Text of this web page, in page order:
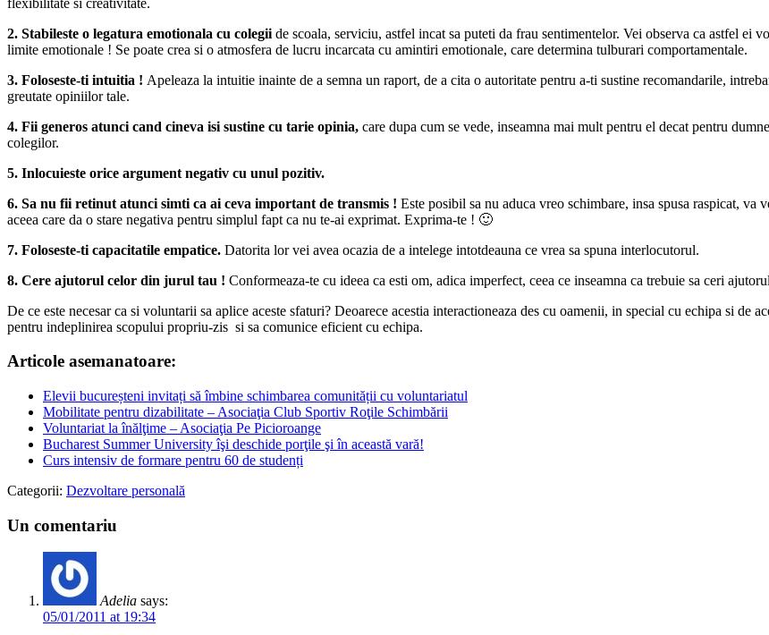
2. Stabileste o legatura emotionala cu colegii de scoala, serviciu, astfel incat sa puteti da frau sentimentelor. Vei observa ca astfel
limite emotionale ! Se poate crea si o atmosfera de lucru incarcata cu amintiri emotionale, care determina tulburari comportamentale.
3. Foloseste-ti intuitia ! Apeleaza la intuitie inainte de a semna un raport, de a cita o autoritate pentru a-ti sustine recomandarile,
greutate opiniilor tale.
4. Fii generos atunci cand cineva isi sustine cu tarie opinia, care dupa cum se vede, inseamna mai mult pentru el decat pentru
colegilor.
5. Inlocuieste orice argument negativ cu unul pozitiv.
6. Sa nu fii retinut atunci simti ca ai ceva important de transmis ! Este posibil sa nu aduca vreo schimbare, insa spusa raspicat,
aceea care da o stare negativa pentru simplul fapt ca nu te-ai exprimat. Exprima-te ! 🙂
7. Foloseste-ti capacitatile empatice. Datorita lor vei avea ocazia de a intelege intotdeauna ce vrea sa spuna interlocutorul.
8. Cere ajutorul celor din jurul tau ! Conformeaza-te cu ideea ca esti om, adica imperfect, ceea ce inseamna ca trebuie sa ceri
De ce este necesar ca si voluntarii sa aplice aceste sfaturi? Deoarece acestia interactioneaza des cu oamenii, in special cu echipa si de
pentru indeplinirea scopului propriu-zis si sa comunice eficient cu echipa.
Articole asemanatoare:
Elevii bucureșteni invitați să îmbine schimbarea comunității cu voluntariatul
Mobilitate pentru dizabilitate – Asociaţia Club Sportiv Roţile Schimbării
Voluntariat la înălţime – Asociaţia Pe Picioroange
Bucharest Summer University îşi deschide porţile şi în această vară!
Curs intensiv de formare pentru 60 de studenți
Categorii: Dezvoltare personală
Un comentariu
Adelia says:
05/01/2011 at 19:34